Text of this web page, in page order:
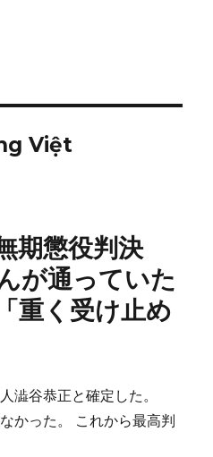
Việt
期懲役判決
が通っていた
重く受け止め
澁谷恭正と確定した。
かった。 これから最高判